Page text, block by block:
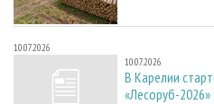
10.07.2026
10.07.2026
В Карелии
«Лесоруб-2026»